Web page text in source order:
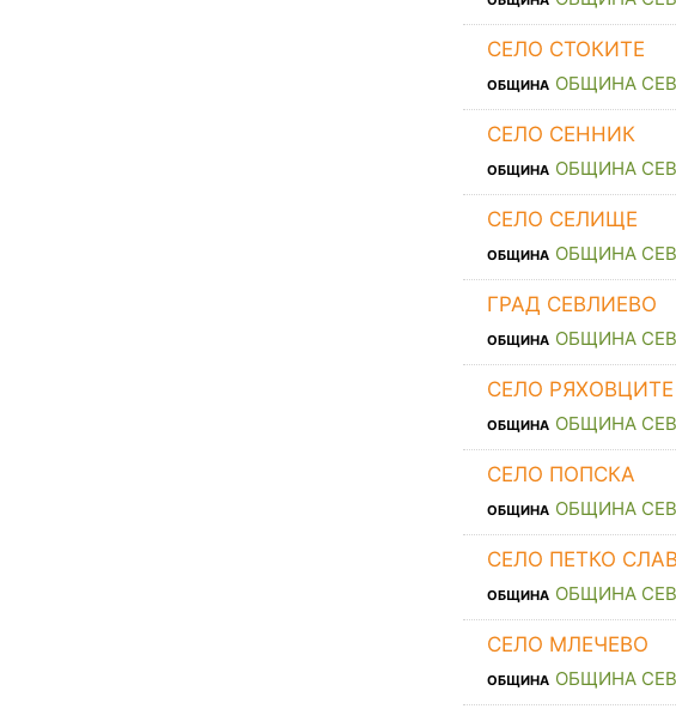
СЕЛО СТОКИТЕ
ОБЩИНА ОБЩИНА
СЕЛО СЕННИК
ОБЩИНА ОБЩИНА
СЕЛО СЕЛИЩЕ
ОБЩИНА ОБЩИНА
ГРАД СЕВЛИЕВО
ОБЩИНА ОБЩИНА
СЕЛО РЯХОВЦИТЕ
ОБЩИНА ОБЩИНА
СЕЛО ПОПСКА
ОБЩИНА ОБЩИНА
СЕЛО ПЕТКО
ОБЩИНА ОБЩИНА
СЕЛО МЛЕЧЕВО
ОБЩИНА ОБЩИНА